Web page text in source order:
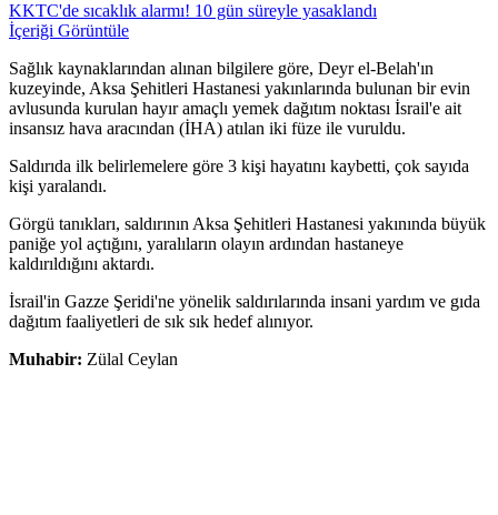
KKTC'de sıcaklık alarmı! 10 gün süreyle yasaklandı
İçeriği Görüntüle
Sağlık kaynaklarından alınan bilgilere göre, Deyr el-Belah'ın
kuzeyinde, Aksa Şehitleri Hastanesi yakınlarında bulunan bir evin
avlusunda kurulan hayır amaçlı yemek dağıtım noktası İsrail'e ait
insansız hava aracından (İHA) atılan iki füze ile vuruldu.
Saldırıda ilk belirlemelere göre 3 kişi hayatını kaybetti, çok sayıda
kişi yaralandı.
Görgü tanıkları, saldırının Aksa Şehitleri Hastanesi yakınında büyük
paniğe yol açtığını, yaralıların olayın ardından hastaneye
kaldırıldığını aktardı.
İsrail'in Gazze Şeridi'ne yönelik saldırılarında insani yardım ve gıda
dağıtım faaliyetleri de sık sık hedef alınıyor.
Muhabir: Zülal Ceylan